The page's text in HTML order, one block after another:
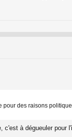
des raisons
à dégueuler pour